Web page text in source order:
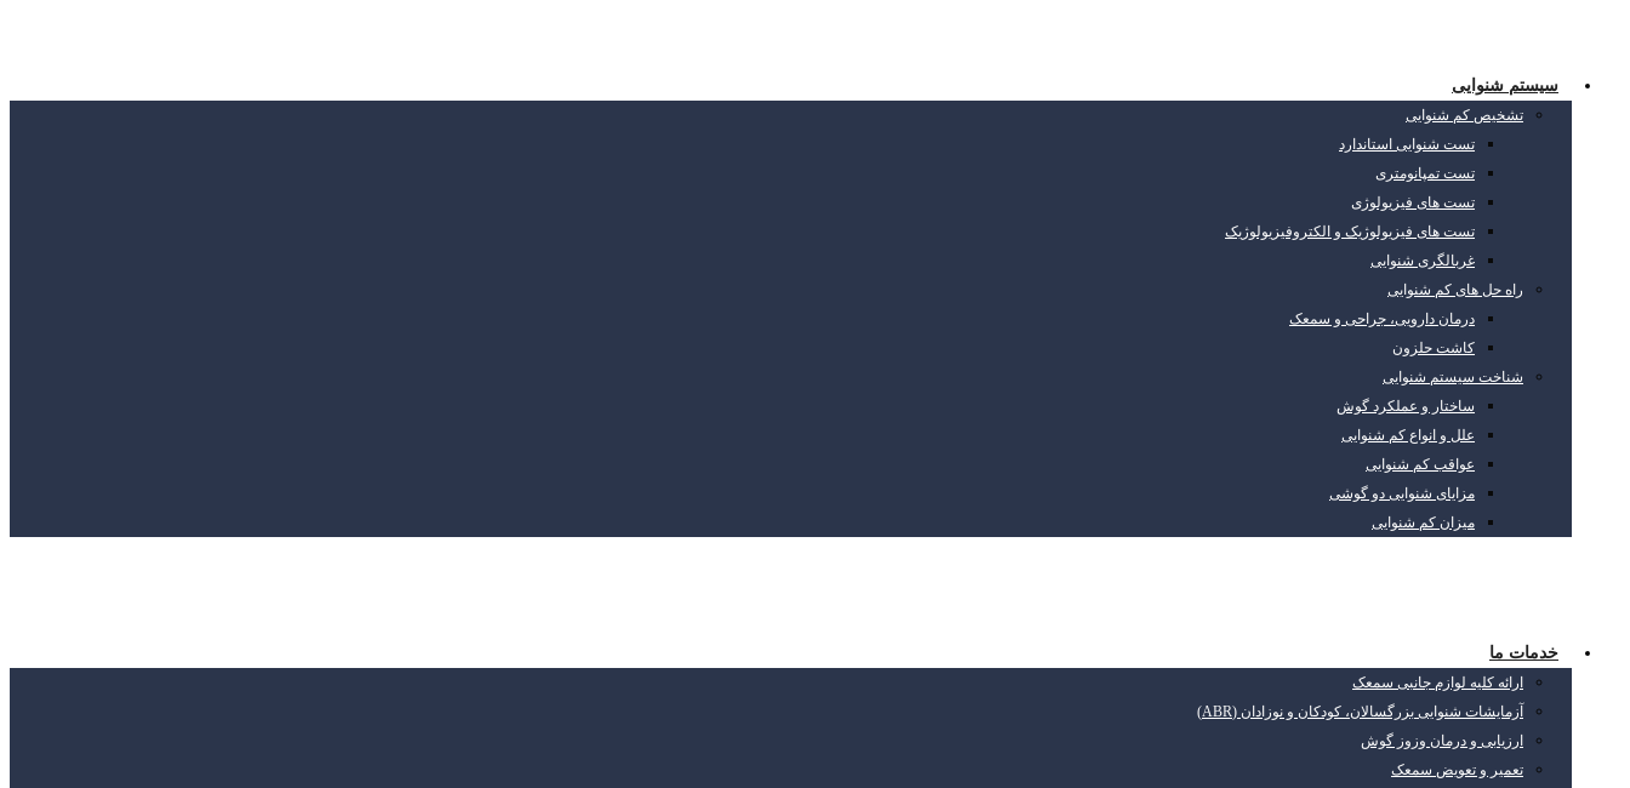
سیستم شنوایی
تشخیص کم شنوایی
تست شنوایی استاندارد
تست تمپانومتری
تست های فیزیولوژی
تست های فیزیولوژیک و الکتروفیزیولوژیک
غربالگری شنوایی
راه حل های کم شنوایی
درمان دارویی، جراحی و سمعک
کاشت حلزون
شناخت سیستم شنوایی
ساختار و عملکرد گوش
علل و انواع کم شنوایی
عواقب کم شنوایی
مزایای شنوایی دو گوشی
میزان کم شنوایی
خدمات ما
ارائه کلیه لوازم جانبی سمعک
آزمایشات شنوایی بزرگسالان، کودکان و نوزادان (ABR)
ارزیابی و درمان وزوز گوش
تعمیر و تعویض سمعک